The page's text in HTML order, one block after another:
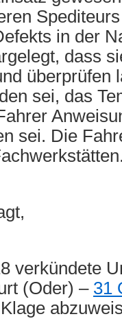
in der
dass
überprüfen
sei, das
sei. Die
verkündete
(Oder) – 31